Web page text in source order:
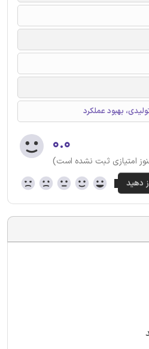
بهبود عملکرد
۰.۰
امتیازی ثبت نشده است)